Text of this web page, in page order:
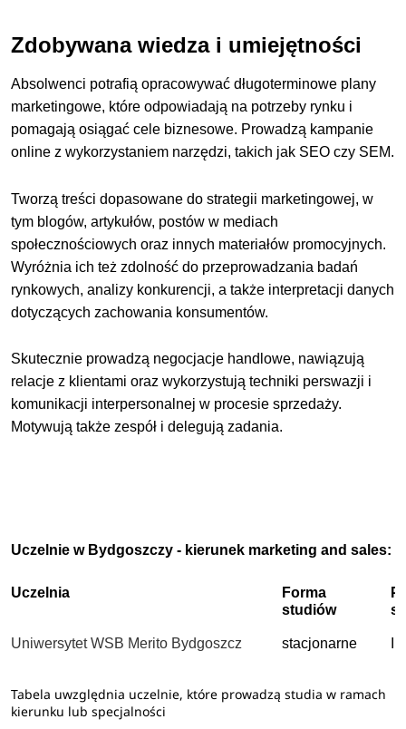
Zdobywana wiedza i umiejętności
Absolwenci potrafią opracowywać długoterminowe plany
marketingowe, które odpowiadają na potrzeby rynku i
pomagają osiągać cele biznesowe. Prowadzą kampanie
online z wykorzystaniem narzędzi, takich jak SEO czy SEM.
Tworzą treści dopasowane do strategii marketingowej, w
tym blogów, artykułów, postów w mediach
społecznościowych oraz innych materiałów promocyjnych.
Wyróżnia ich też zdolność do przeprowadzania badań
rynkowych, analizy konkurencji, a także interpretacji danych
dotyczących zachowania konsumentów.
Skutecznie prowadzą negocjacje handlowe, nawiązują
relacje z klientami oraz wykorzystują techniki perswazji i
komunikacji interpersonalnej w procesie sprzedaży.
Motywują także zespół i delegują zadania.
Uczelnie w Bydgoszczy - kierunek marketing and sales:
Uczelnia
Forma
studiów
Uniwersytet WSB Merito Bydgoszcz stacjonarne
Tabela uwzględnia uczelnie, które prowadzą studia w ramach
kierunku lub specjalności